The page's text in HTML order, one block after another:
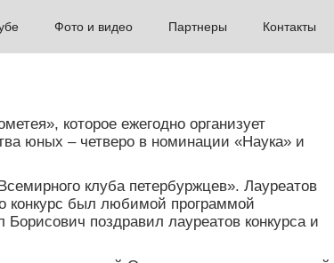
Фото и видео Партнеры Контакты
которое ежегодно организует
юных – четверо в номинации «Наука» и
клуба петербуржцев». Лауреатов
конкурс был любимой программой
поздравил лауреатов конкурса и